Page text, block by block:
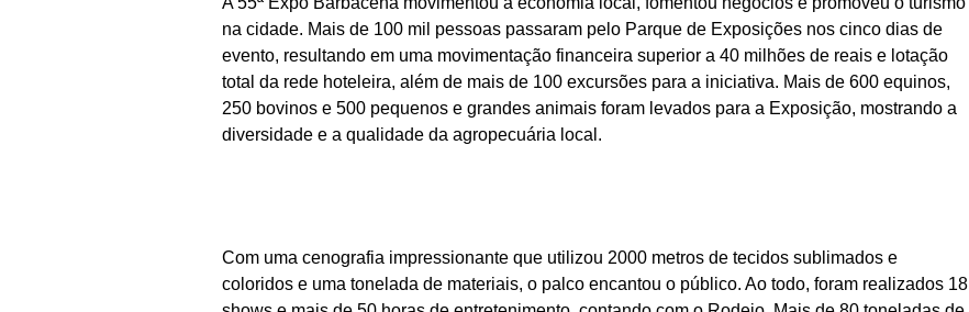
na cidade. Mais de 100 mil pessoas passaram pelo Parque de Exposições nos cinco dias de
evento, resultando em uma movimentação financeira superior a 40 milhões de reais e lotação
total da rede hoteleira, além de mais de 100 excursões para a iniciativa. Mais de 600 equinos,
250 bovinos e 500 pequenos e grandes animais foram levados para a Exposição, mostrando a
diversidade e a qualidade da agropecuária local.
Com uma cenografia impressionante que utilizou 2000 metros de tecidos sublimados e
coloridos e uma tonelada de materiais, o palco encantou o público. Ao todo, foram realizados 18